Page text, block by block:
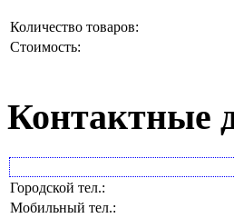
Количество товаров:
Стоимость:
Контактные
Городской тел.:
Мобильный тел.: